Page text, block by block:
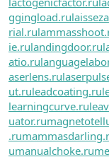
ggingload.ru
rial.ru
ie.rulandingdoor.ru
atio.ru
aserlens.ru
ut.ruleadcoating.ru
learningcurve.ru
uator.ru
.ru
umanualchoke.ru